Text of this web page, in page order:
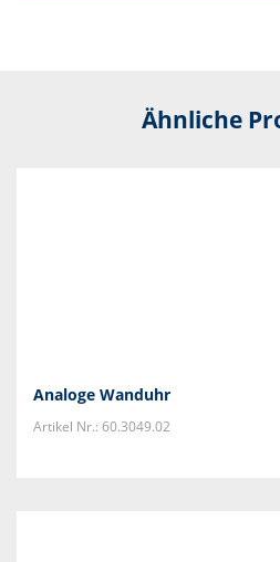
Ähnliche
Analoge Wanduhr
Artikel Nr.: 60.3049.02